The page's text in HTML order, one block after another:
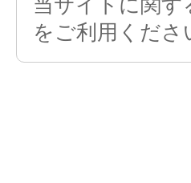
当サイトに関
をご利用くださ